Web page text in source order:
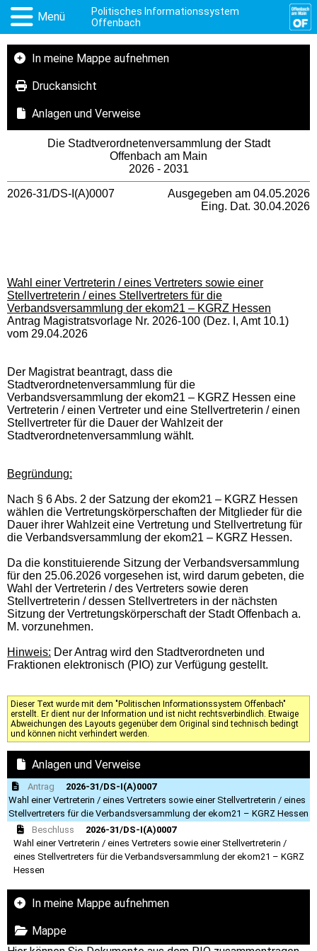
Menü
Politisches Informationssystem
Offenbach
In meine Mappe aufnehmen
Druckansicht
Anlagen und Verweise
Die Stadtverordnetenversammlung der Stadt
Offenbach am Main
2026 - 2031
2026-31/DS-I(A)0007
Ausgegeben am 04.05.2026
Eing. Dat. 30.04.2026
Wahl einer Vertreterin / eines Vertreters sowie einer
Stellvertreterin / eines Stellvertreters für die
Verbandsversammlung der ekom21 – KGRZ Hessen
Antrag Magistratsvorlage Nr. 2026-100 (Dez. I, Amt 10.1)
vom 29.04.2026
Der Magistrat beantragt, dass die
Stadtverordnetenversammlung für die
Verbandsversammlung der ekom21 – KGRZ Hessen eine
Vertreterin / einen Vertreter und eine Stellvertreterin / einen
Stellvertreter für die Dauer der Wahlzeit der
Stadtverordnetenversammlung wählt.
Begründung:
Nach § 6 Abs. 2 der Satzung der ekom21 – KGRZ Hessen
wählen die Vertretungskörperschaften der Mitglieder für die
Dauer ihrer Wahlzeit eine Vertretung und Stellvertretung für
die Verbandsversammlung der ekom21 – KGRZ Hessen.
Da die konstituierende Sitzung der Verbandsversammlung
für den 25.06.2026 vorgesehen ist, wird darum gebeten, die
Wahl der Vertreterin / des Vertreters sowie deren
Stellvertreterin / dessen Stellvertreters in der nächsten
Sitzung der Vertretungskörperschaft der Stadt Offenbach a.
M. vorzunehmen.
Hinweis: Der Antrag wird den Stadtverordneten und
Fraktionen elektronisch (PIO) zur Verfügung gestellt.
Dieser Text wurde mit dem "Politischen Informationssystem Offenbach"
erstellt. Er dient nur der Information und ist nicht rechtsverbindlich. Etwaige
Abweichungen des Layouts gegenüber dem Original sind technisch bedingt
und können nicht verhindert werden.
Anlagen und Verweise
Antrag
2026-31/DS-I(A)0007
Wahl einer Vertreterin / eines Vertreters sowie einer Stellvertreterin / eines
Stellvertreters für die Verbandsversammlung der ekom21 – KGRZ Hessen
Beschluss
2026-31/DS-I(A)0007
Wahl einer Vertreterin / eines Vertreters sowie einer Stellvertreterin /
eines Stellvertreters für die Verbandsversammlung der ekom21 – KGRZ
Hessen
In meine Mappe aufnehmen
Mappe